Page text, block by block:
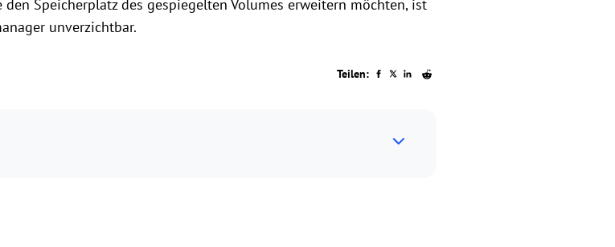
Speicherplatz des gespiegelten Volumes erweitern möchten, ist
unverzichtbar.
Teilen: